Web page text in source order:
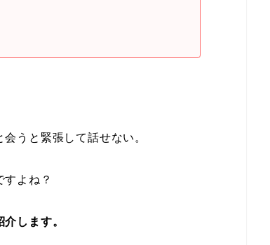
うと緊張して話せない。
よね？
します。